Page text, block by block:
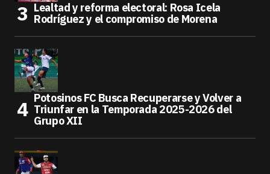
Lealtad y reforma electoral: Rosa Icela
Rodríguez y el compromiso de Morena
Potosinos FC Busca Recuperarse y Volver a
Triunfar en la Temporada 2025-2026 del
Grupo XII